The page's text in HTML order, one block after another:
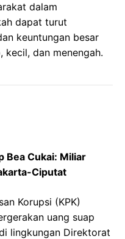
dalam
dapat turut
keuntungan besar
kecil, dan menengah.
Bea Cukai: Miliar
Ciputat
Korupsi (KPK)
uang suap
lingkungan Direktorat